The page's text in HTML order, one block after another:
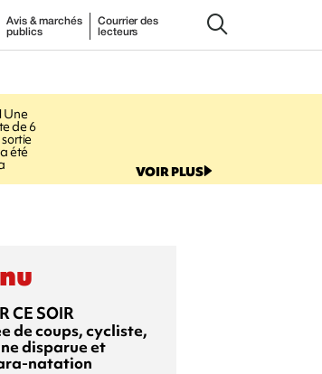
Avis & marchés
publics
Courrier des
lecteurs
Une
de 6
été
VOIR PLUS
CE SOIR
de coups, cycliste,
disparue et
natation